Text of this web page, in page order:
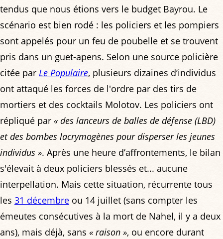
tendus que nous étions vers le budget Bayrou. Le
scénario est bien rodé : les policiers et les pompiers
sont appelés pour un feu de poubelle et se trouvent
pris dans un guet-apens. Selon une source policière
citée par Le Populaire, plusieurs dizaines d’individus
ont attaqué les forces de l'ordre par des tirs de
mortiers et des cocktails Molotov. Les policiers ont
répliqué par « des lanceurs de balles de défense (LBD)
et des bombes lacrymogènes pour disperser les jeunes
individus ». Après une heure d’affrontements, le bilan
s'élevait à deux policiers blessés et... aucune
interpellation. Mais cette situation, récurrente tous
les 31 décembre ou 14 juillet (sans compter les
émeutes consécutives à la mort de Nahel, il y a deux
ans), mais déjà, sans « raison », ou encore durant